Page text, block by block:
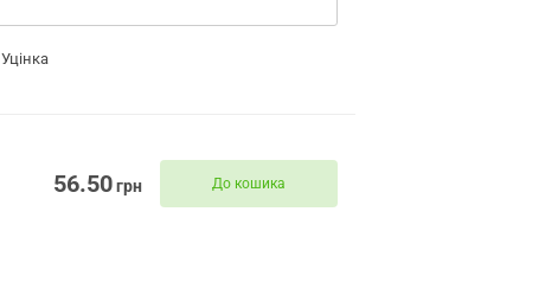
Уцінка
56.50грн До кошика